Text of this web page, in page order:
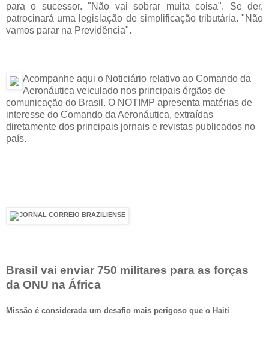
para o sucessor. "Não vai sobrar muita coisa". Se der,
patrocinará uma legislação de simplificação tributária. "Não
vamos parar na Previdência".
Acompanhe aqui o Noticiário relativo ao Comando da
Aeronáutica veiculado nos principais órgãos de
comunicação do Brasil. O NOTIMP apresenta matérias de
interesse do Comando da Aeronáutica, extraídas
diretamente dos principais jornais e revistas publicados no
país.
Brasil vai enviar 750 militares para as forças
da ONU na África
Missão é considerada um desafio mais perigoso que o Haiti